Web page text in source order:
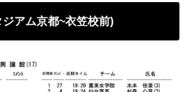
アム京都~衣笠校前)